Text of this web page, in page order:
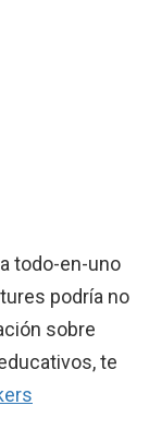
todo-en-uno
podría no
sobre
te